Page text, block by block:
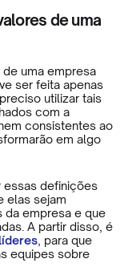
de uma
uma empresa
ser feita apenas
utilizar tais
com a
consistentes ao
em algo
essas definições
elas sejam
da empresa e que
A partir disso, é
, para que
equipes sobre